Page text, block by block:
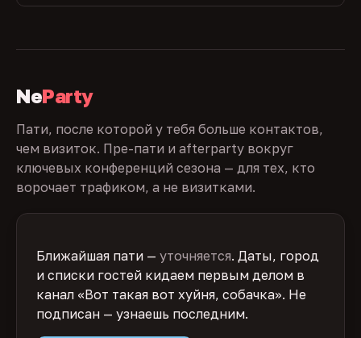
NeParty
Пати, после которой у тебя больше контактов,
чем визиток. Пре-пати и afterparty вокруг
ключевых конференций сезона — для тех, кто
ворочает трафиком, а не визитками.
Ближайшая пати — уточняется. Даты, город
и списки гостей кидаем первым делом в
канал «Вот такая вот хуйня, собачка». Не
подписан — узнаешь последним.